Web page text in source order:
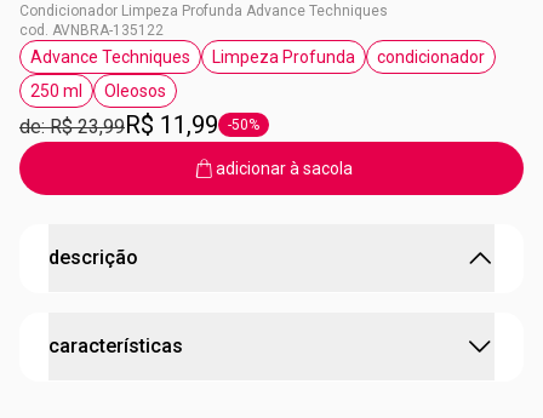
Condicionador Limpeza Profunda Advance Techniques
cod. AVNBRA-135122
etiqueta Advance Techniques
Advance Techniques
etiqueta Limpeza Profunda
Limpeza Profunda
etiqueta
condicionador
etiqueta 250 ml
250 ml
etiqueta Oleosos
Oleosos
de: R$ 23,99R$ 11,99 etiqueta -50%
-50%
adicionar à sacola
descrição
Condicionador Limpeza Profunda Advance Techniques
características